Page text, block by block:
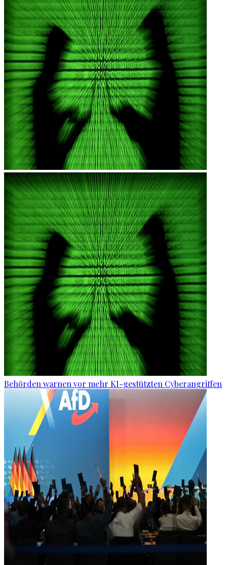
Behörden warnen vor mehr KI-gestützten Cyberangriffen